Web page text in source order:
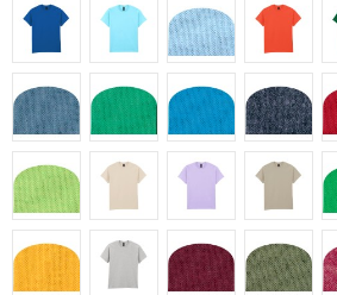
Royal Sky Light Blue Orange
Indigo BlueKelly GreenSapphire
Lime Natural Orchid Sand
Gold Ash Maroon Military